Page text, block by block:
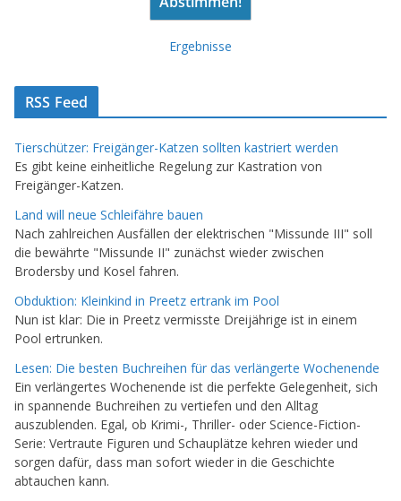
Ergebnisse
RSS Feed
Tierschützer: Freigänger-Katzen sollten kastriert werden
Es gibt keine einheitliche Regelung zur Kastration von
Freigänger-Katzen.
Land will neue Schleifähre bauen
Nach zahlreichen Ausfällen der elektrischen "Missunde III" soll
die bewährte "Missunde II" zunächst wieder zwischen
Brodersby und Kosel fahren.
Obduktion: Kleinkind in Preetz ertrank im Pool
Nun ist klar: Die in Preetz vermisste Dreijährige ist in einem
Pool ertrunken.
Lesen: Die besten Buchreihen für das verlängerte Wochenende
Ein verlängertes Wochenende ist die perfekte Gelegenheit, sich
in spannende Buchreihen zu vertiefen und den Alltag
auszublenden. Egal, ob Krimi-, Thriller- oder Science-Fiction-
Serie: Vertraute Figuren und Schauplätze kehren wieder und
sorgen dafür, dass man sofort wieder in die Geschichte
abtauchen kann.